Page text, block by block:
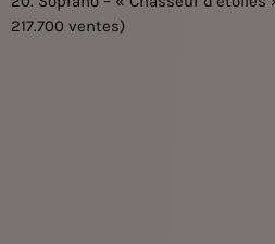
217.700 ventes)